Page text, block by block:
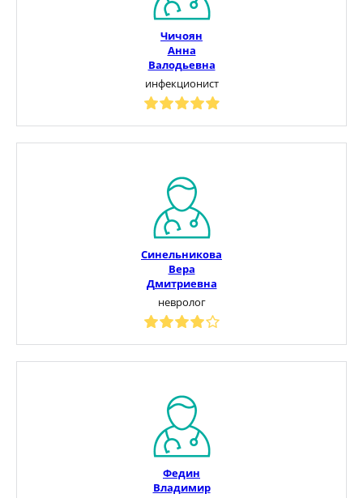
Чичоян
Анна
Валодьевна
инфекционист
Синельникова
Вера
Дмитриевна
невролог
Федин
Владимир